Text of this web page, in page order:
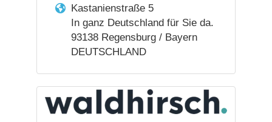
Kastanienstraße 5
In ganz Deutschland für Sie da.
93138 Regensburg / Bayern
DEUTSCHLAND